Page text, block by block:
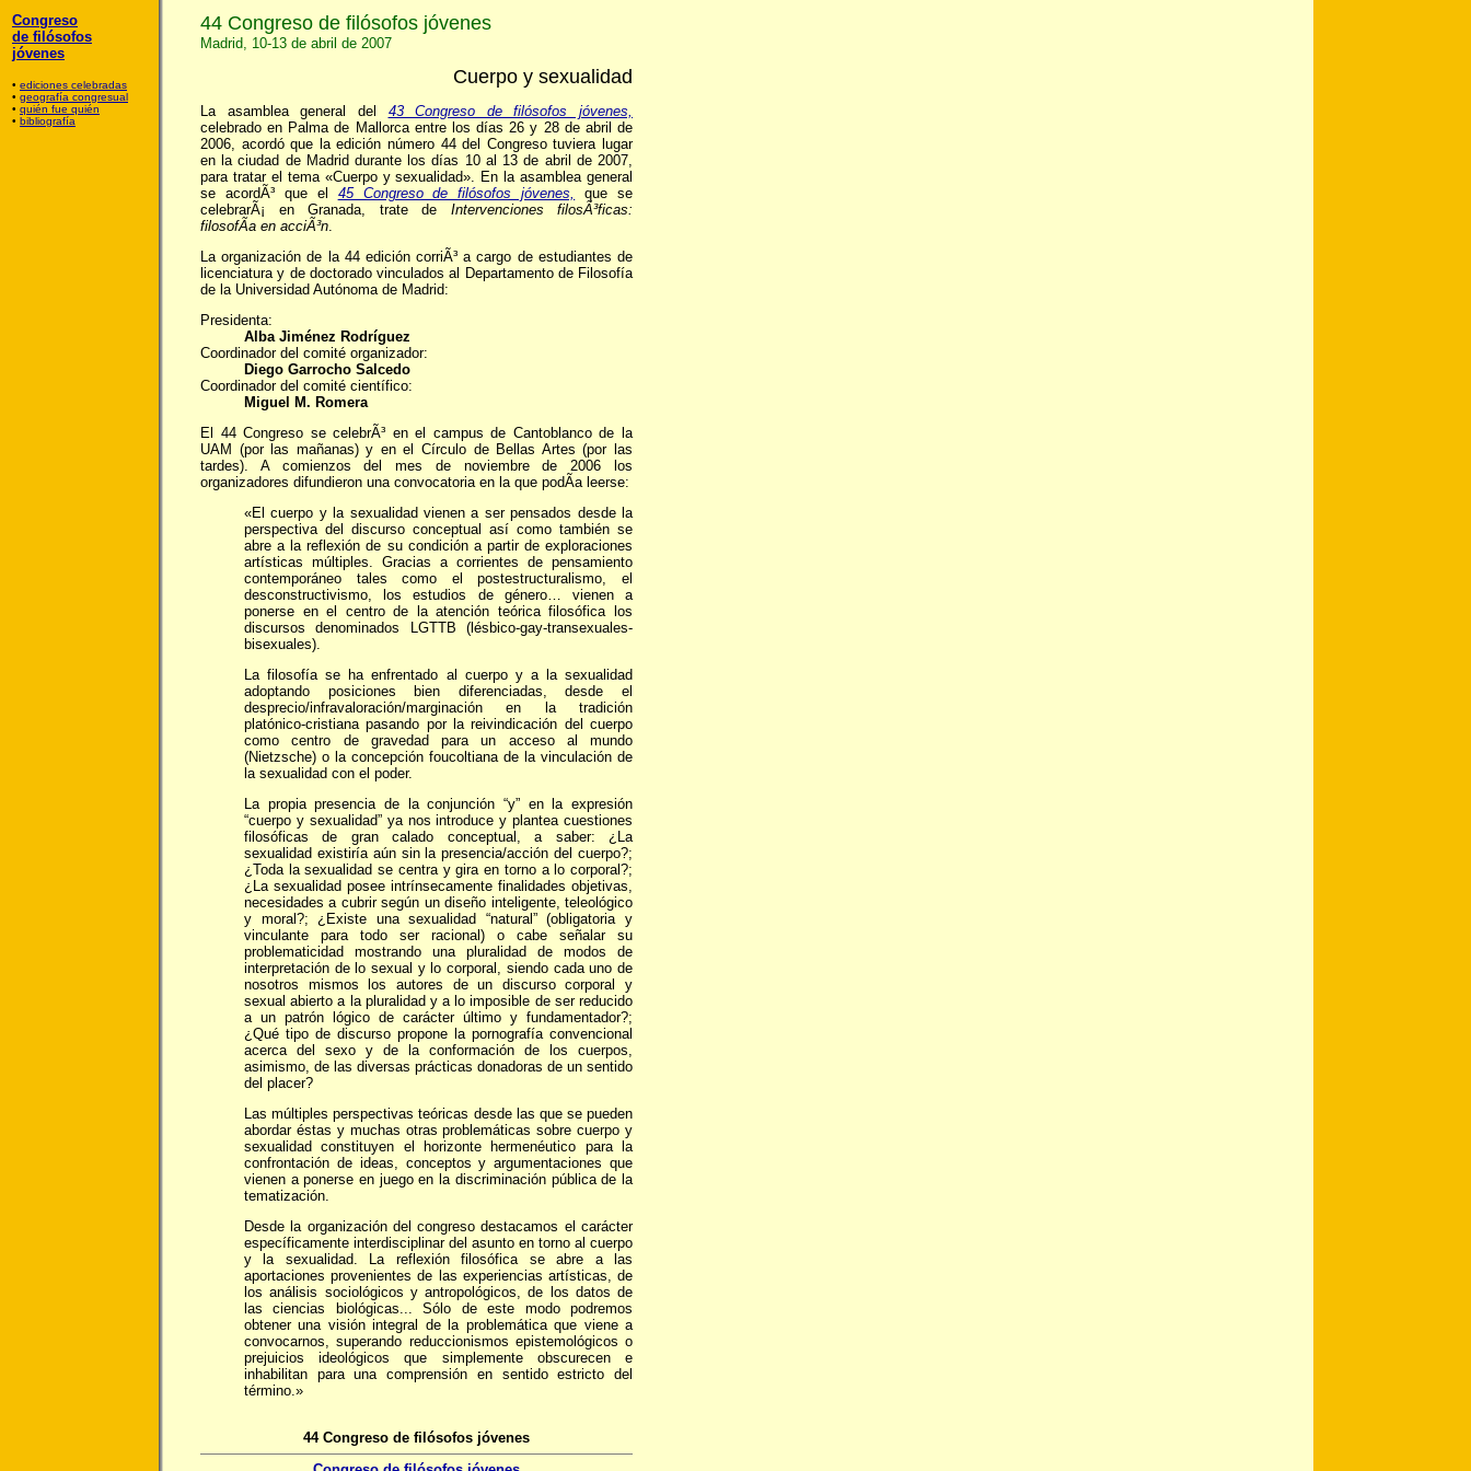
Congreso
de filósofos
jóvenes
• ediciones celebradas
• geografía congresual
• quién fue quién
• bibliografía
44 Congreso de filósofos jóvenes
Madrid, 10-13 de abril de 2007
Cuerpo y sexualidad
La asamblea general del 43 Congreso de filósofos jóvenes,
celebrado en Palma de Mallorca entre los días 26 y 28 de abril de
2006, acordó que la edición número 44 del Congreso tuviera lugar
en la ciudad de Madrid durante los días 10 al 13 de abril de 2007,
para tratar el tema «Cuerpo y sexualidad». En la asamblea general
se acordÃ³ que el 45 Congreso de filósofos jóvenes,
que se
celebrarÃ¡ en Granada, trate de Intervenciones filosÃ³ficas:
filosofÃ­a en acciÃ³n.
La organización de la 44 edición corriÃ³ a cargo de estudiantes de
licenciatura y de doctorado vinculados al Departamento de Filosofía
de la Universidad Autónoma de Madrid:
Presidenta:
Alba Jiménez Rodríguez
Coordinador del comité organizador:
Diego Garrocho Salcedo
Coordinador del comité científico:
Miguel M. Romera
El 44 Congreso se celebrÃ³ en el campus de Cantoblanco de la
UAM (por las mañanas) y en el Círculo de Bellas Artes (por las
tardes). A comienzos del mes de noviembre de 2006 los
organizadores difundieron una convocatoria en la que podÃ­a leerse:
«El cuerpo y la sexualidad vienen a ser pensados desde la
perspectiva del discurso conceptual así como también se
abre a la reflexión de su condición a partir de exploraciones
artísticas múltiples. Gracias a corrientes de pensamiento
contemporáneo tales como el postestructuralismo, el
desconstructivismo, los estudios de género… vienen a
ponerse en el centro de la atención teórica filosófica los
discursos denominados LGTTB (lésbico-gay-transexuales-
bisexuales).
La filosofía se ha enfrentado al cuerpo y a la sexualidad
adoptando posiciones bien diferenciadas, desde el
desprecio/infravaloración/marginación en la tradición
platónico-cristiana pasando por la reivindicación del cuerpo
como centro de gravedad para un acceso al mundo
(Nietzsche) o la concepción foucoltiana de la vinculación de
la sexualidad con el poder.
La propia presencia de la conjunción “y” en la expresión
“cuerpo y sexualidad” ya nos introduce y plantea cuestiones
filosóficas de gran calado conceptual, a saber: ¿La
sexualidad existiría aún sin la presencia/acción del cuerpo?;
¿Toda la sexualidad se centra y gira en torno a lo corporal?;
¿La sexualidad posee intrínsecamente finalidades objetivas,
necesidades a cubrir según un diseño inteligente, teleológico
y moral?; ¿Existe una sexualidad “natural” (obligatoria y
vinculante para todo ser racional) o cabe señalar su
problematicidad mostrando una pluralidad de modos de
interpretación de lo sexual y lo corporal, siendo cada uno de
nosotros mismos los autores de un discurso corporal y
sexual abierto a la pluralidad y a lo imposible de ser reducido
a un patrón lógico de carácter último y fundamentador?;
¿Qué tipo de discurso propone la pornografía convencional
acerca del sexo y de la conformación de los cuerpos,
asimismo, de las diversas prácticas donadoras de un sentido
del placer?
Las múltiples perspectivas teóricas desde las que se pueden
abordar éstas y muchas otras problemáticas sobre cuerpo y
sexualidad constituyen el horizonte hermenéutico para la
confrontación de ideas, conceptos y argumentaciones que
vienen a ponerse en juego en la discriminación pública de la
tematización.
Desde la organización del congreso destacamos el carácter
específicamente interdisciplinar del asunto en torno al cuerpo
y la sexualidad. La reflexión filosófica se abre a las
aportaciones provenientes de las experiencias artísticas, de
los análisis sociológicos y antropológicos, de los datos de
las ciencias biológicas... Sólo de este modo podremos
obtener una visión integral de la problemática que viene a
convocarnos, superando reduccionismos epistemológicos o
prejuicios ideológicos que simplemente obscurecen e
inhabilitan para una comprensión en sentido estricto del
término.»
44 Congreso de filósofos jóvenes